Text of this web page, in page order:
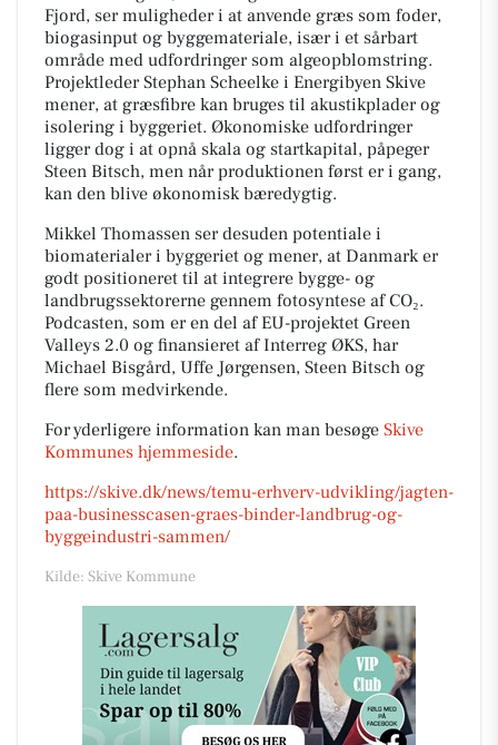
Fjord, ser muligheder i at anvende græs som foder,
biogasinput og byggemateriale, især i et sårbart
område med udfordringer som algeopblomstring.
Projektleder Stephan Scheelke i Energibyen Skive
mener, at græsfibre kan bruges til akustikplader og
isolering i byggeriet. Økonomiske udfordringer
ligger dog i at opnå skala og startkapital, påpeger
Steen Bitsch, men når produktionen først er i gang,
kan den blive økonomisk bæredygtig.
Mikkel Thomassen ser desuden potentiale i
biomaterialer i byggeriet og mener, at Danmark er
godt positioneret til at integrere bygge- og
landbrugssektorerne gennem fotosyntese af CO₂.
Podcasten, som er en del af EU-projektet Green
Valleys 2.0 og finansieret af Interreg ØKS, har
Michael Bisgård, Uffe Jørgensen, Steen Bitsch og
flere som medvirkende.
For yderligere information kan man besøge Skive
Kommunes hjemmeside.
https://skive.dk/news/temu-erhverv-udvikling/jagten-
paa-businesscasen-graes-binder-landbrug-og-
byggeindustri-sammen/
Kilde: Skive Kommune